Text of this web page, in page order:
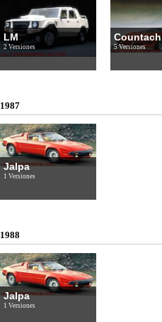
LM
2 Versiones
Countach
5 Versiones
1987
Jalpa
1 Versiones
1988
Jalpa
1 Versiones